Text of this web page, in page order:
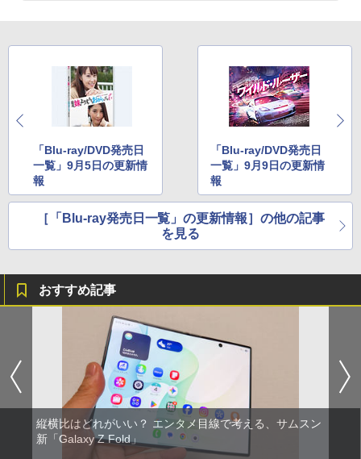
「Blu-ray/DVD発売日
一覧」9月5日の更新情
報
「Blu-ray/DVD発売日
一覧」9月9日の更新情
報
［「Blu-ray発売日一覧」の更新情報］の他の記事
を見る
おすすめ記事
縦横比はどれがいい？ エンタメ目線で考える、サムスン
新「Galaxy Z Fold」